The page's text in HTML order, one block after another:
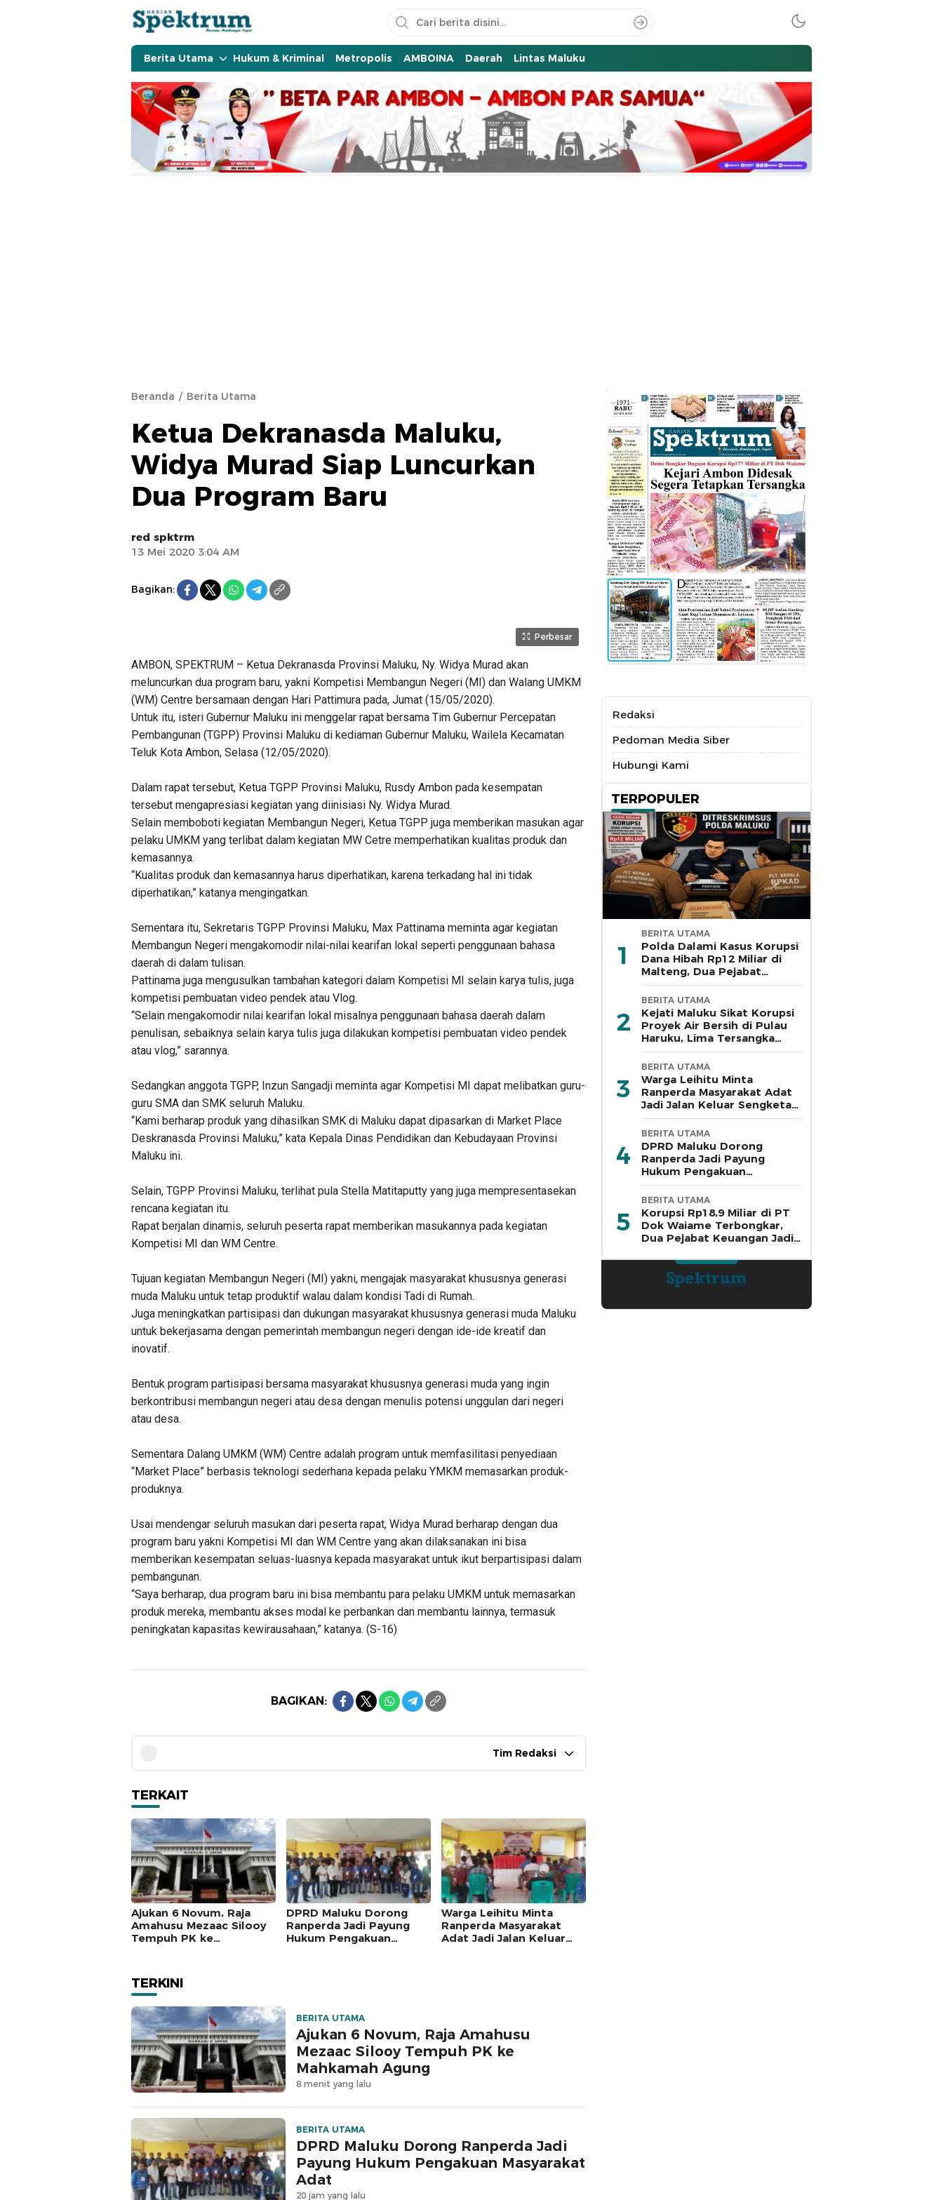
spektrumonline.com
Berita Utama Hukum & Kriminal Metropolis AMBOINA Daerah Lintas Maluku
Beranda Berita Utama
Ketua Dekranasda Maluku,
Widya Murad Siap Luncurkan
Dua Program Baru
red spktrm
13 Mei 2020 3:04 AM
Bagikan:
Perbesar
AMBON, SPEKTRUM – Ketua Dekranasda Provinsi Maluku, Ny. Widya Murad akan
meluncurkan dua program baru, yakni Kompetisi Membangun Negeri (MI) dan Walang UMKM
(WM) Centre bersamaan dengan Hari Pattimura pada, Jumat (15/05/2020).
Untuk itu, isteri Gubernur Maluku ini menggelar rapat bersama Tim Gubernur Percepatan
Pembangunan (TGPP) Provinsi Maluku di kediaman Gubernur Maluku, Wailela Kecamatan
Teluk Kota Ambon, Selasa (12/05/2020).
Dalam rapat tersebut, Ketua TGPP Provinsi Maluku, Rusdy Ambon pada kesempatan
tersebut mengapresiasi kegiatan yang diinisiasi Ny. Widya Murad.
Selain memboboti kegiatan Membangun Negeri, Ketua TGPP juga memberikan masukan agar
pelaku UMKM yang terlibat dalam kegiatan MW Cetre memperhatikan kualitas produk dan
kemasannya.
“Kualitas produk dan kemasannya harus diperhatikan, karena terkadang hal ini tidak
diperhatikan,” katanya mengingatkan.
Sementara itu, Sekretaris TGPP Provinsi Maluku, Max Pattinama meminta agar kegiatan
Membangun Negeri mengakomodir nilai-nilai kearifan lokal seperti penggunaan bahasa
daerah di dalam tulisan.
Pattinama juga mengusulkan tambahan kategori dalam Kompetisi MI selain karya tulis, juga
kompetisi pembuatan video pendek atau Vlog.
“Selain mengakomodir nilai kearifan lokal misalnya penggunaan bahasa daerah dalam
penulisan, sebaiknya selain karya tulis juga dilakukan kompetisi pembuatan video pendek
atau vlog,” sarannya.
Sedangkan anggota TGPP, Inzun Sangadji meminta agar Kompetisi MI dapat melibatkan guru-
guru SMA dan SMK seluruh Maluku.
“Kami berharap produk yang dihasilkan SMK di Maluku dapat dipasarkan di Market Place
Deskranasda Provinsi Maluku,” kata Kepala Dinas Pendidikan dan Kebudayaan Provinsi
Maluku ini.
Selain, TGPP Provinsi Maluku, terlihat pula Stella Matitaputty yang juga mempresentasekan
rencana kegiatan itu.
Rapat berjalan dinamis, seluruh peserta rapat memberikan masukannya pada kegiatan
Kompetisi MI dan WM Centre.
Tujuan kegiatan Membangun Negeri (MI) yakni, mengajak masyarakat khususnya generasi
muda Maluku untuk tetap produktif walau dalam kondisi Tadi di Rumah.
Juga meningkatkan partisipasi dan dukungan masyarakat khususnya generasi muda Maluku
untuk bekerjasama dengan pemerintah membangun negeri dengan ide-ide kreatif dan
inovatif.
Bentuk program partisipasi bersama masyarakat khususnya generasi muda yang ingin
berkontribusi membangun negeri atau desa dengan menulis potensi unggulan dari negeri
atau desa.
Sementara Dalang UMKM (WM) Centre adalah program untuk memfasilitasi penyediaan
“Market Place” berbasis teknologi sederhana kepada pelaku YMKM memasarkan produk-
produknya.
Usai mendengar seluruh masukan dari peserta rapat, Widya Murad berharap dengan dua
program baru yakni Kompetisi MI dan WM Centre yang akan dilaksanakan ini bisa
memberikan kesempatan seluas-luasnya kepada masyarakat untuk ikut berpartisipasi dalam
pembangunan.
“Saya berharap, dua program baru ini bisa membantu para pelaku UMKM untuk memasarkan
produk mereka, membantu akses modal ke perbankan dan membantu lainnya, termasuk
peningkatan kapasitas kewirausahaan,” katanya. (S-16)
BAGIKAN:
Tim Redaksi
TERKAIT
Ajukan 6 Novum, Raja
Amahusu Mezaac Silooy
Tempuh PK ke
DPRD Maluku Dorong
Ranperda Jadi Payung
Hukum Pengakuan
Warga Leihitu Minta
Ranperda Masyarakat
Adat Jadi Jalan Keluar
TERKINI
BERITA UTAMA
Ajukan 6 Novum, Raja Amahusu
Mezaac Silooy Tempuh PK ke
Mahkamah Agung
8 menit yang lalu
BERITA UTAMA
DPRD Maluku Dorong Ranperda Jadi
Payung Hukum Pengakuan Masyarakat
Adat
20 jam yang lalu
Redaksi
Pedoman Media Siber
Hubungi Kami
TERPOPULER
1
BERITA UTAMA
Polda Dalami Kasus Korupsi
Dana Hibah Rp12 Miliar di
Malteng, Dua Pejabat
Pemkab Diperiksa
2
BERITA UTAMA
Kejati Maluku Sikat Korupsi
Proyek Air Bersih di Pulau
Haruku, Lima Tersangka
Ditahan
3
BERITA UTAMA
Warga Leihitu Minta
Ranperda Masyarakat Adat
Jadi Jalan Keluar Sengketa
Enam Dusun Tanjung Sial
4
BERITA UTAMA
DPRD Maluku Dorong
Ranperda Jadi Payung
Hukum Pengakuan
Masyarakat Adat
5
BERITA UTAMA
Korupsi Rp18,9 Miliar di PT
Dok Waiame Terbongkar,
Dua Pejabat Keuangan Jadi